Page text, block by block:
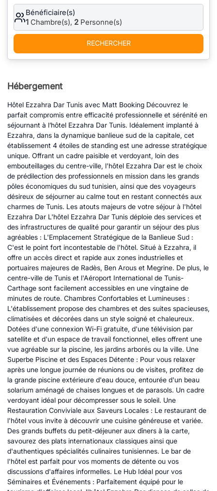
Bénéficiaire(s)
1 Chambre(s), 2 Personne(s)
RECHERCHER
Hébergement
Hôtel Ezzahra Dar Tunis avec Matt Booking Découvrez le
parfait compromis entre efficacité professionnelle et sérénité en
séjournant à l’hôtel Ezzahra Dar Tunis. Idéalement implanté à
Ezzahra, dans la dynamique banlieue sud de la capitale, cet
établissement 4 étoiles de standing est une adresse stratégique
unique. Offrant un cadre paisible et verdoyant, loin des
embouteillages du centre-ville, l'hôtel Ezzahra Dar est le choix
de prédilection des professionnels en mission dans les grands
pôles économiques du sud tunisien, ainsi que des voyageurs
désireux de séjourner au calme tout en restant connectés aux
charmes de Tunis. Les atouts majeurs de votre séjour à l'hôtel
Ezzahra Dar L'hôtel Ezzahra Dar Tunis déploie des services et
des infrastructures de qualité pour garantir un séjour des plus
agréables : L'Emplacement Stratégique de la Banlieue Sud :
C'est le point fort incontestable de l'hôtel. Situé à Ezzahra, il
offre un accès direct et rapide aux zones industrielles et
portuaires majeures de Radès, Ben Arous et Megrine. De plus, le
centre-ville de Tunis et l'Aéroport International de Tunis-
Carthage sont facilement accessibles en une vingtaine de
minutes de route. Chambres Confortables et Lumineuses :
L'établissement propose des chambres et des suites spacieuses,
climatisées et décorées dans un style soigné et chaleureux.
Dotées d'une connexion Wi-Fi gratuite, d'une télévision par
satellite et d'un espace de travail fonctionnel, elles offrent une
vue agréable sur la piscine, les jardins arborés ou la ville. Une
Superbe Piscine et des Espaces Détente : Pour vous relaxer
après une longue journée de réunions ou de visites, profitez de
la grande piscine extérieure d'eau douce, entourée d'un beau
solarium aménagé de chaises longues et de parasols. Un cadre
verdoyant idéal pour décompresser sous le soleil. Une
Restauration Conviviale aux Saveurs Locales : Le restaurant de
l'hôtel vous invite à découvrir une cuisine généreuse et variée.
Des grands buffets du petit-déjeuner aux dîners à la carte,
savourez des plats internationaux classiques ainsi que
d'authentiques spécialités culinaires tunisiennes. Le bar de
l'hôtel est parfait pour vos moments de détente ou vos
discussions d'affaires informelles. Le Hub Idéal pour vos
Séminaires et Événements : Parfaitement équipé pour le